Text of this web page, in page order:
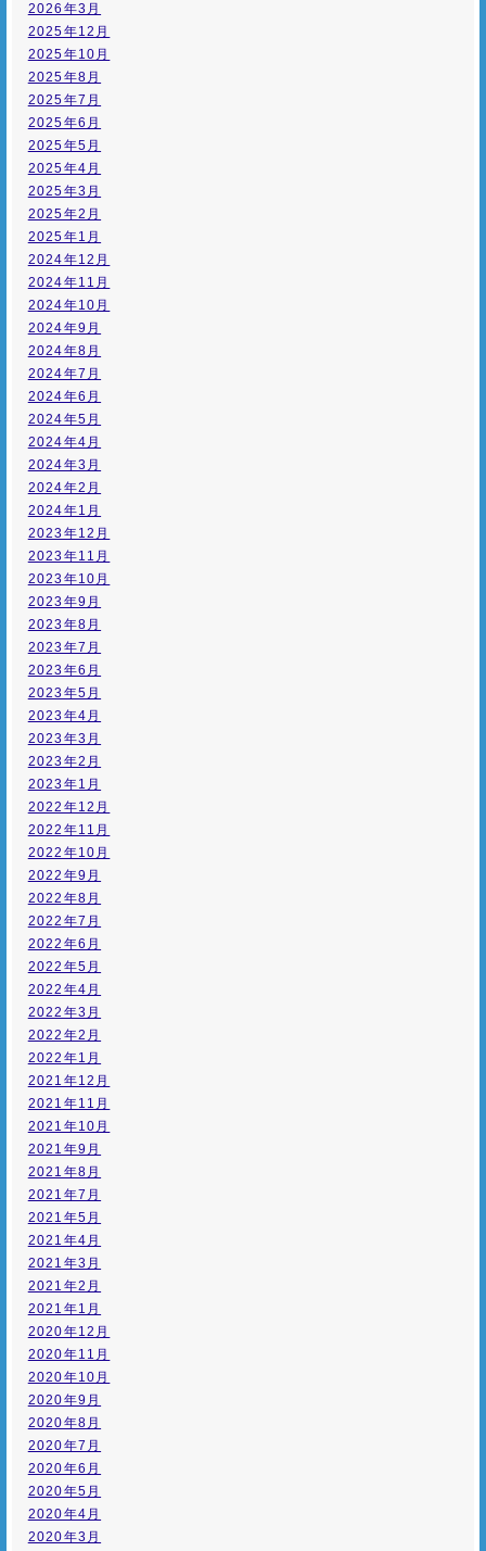
2026年3月
2025年12月
2025年10月
2025年8月
2025年7月
2025年6月
2025年5月
2025年4月
2025年3月
2025年2月
2025年1月
2024年12月
2024年11月
2024年10月
2024年9月
2024年8月
2024年7月
2024年6月
2024年5月
2024年4月
2024年3月
2024年2月
2024年1月
2023年12月
2023年11月
2023年10月
2023年9月
2023年8月
2023年7月
2023年6月
2023年5月
2023年4月
2023年3月
2023年2月
2023年1月
2022年12月
2022年11月
2022年10月
2022年9月
2022年8月
2022年7月
2022年6月
2022年5月
2022年4月
2022年3月
2022年2月
2022年1月
2021年12月
2021年11月
2021年10月
2021年9月
2021年8月
2021年7月
2021年5月
2021年4月
2021年3月
2021年2月
2021年1月
2020年12月
2020年11月
2020年10月
2020年9月
2020年8月
2020年7月
2020年6月
2020年5月
2020年4月
2020年3月